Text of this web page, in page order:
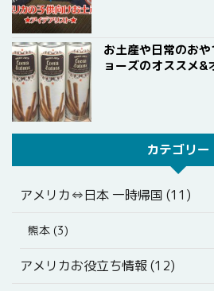
お土産や日常のお
ョーズのオススメ&
カテゴリー
アメリカ⇔日本 一時帰国 (11)
熊本 (3)
アメリカお役立ち情報 (12)